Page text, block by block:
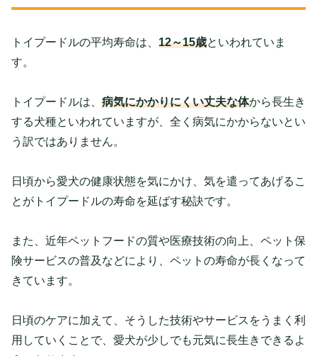
トイプードルの平均寿命は、 12～15歳といわれていま
す。
トイプードルは、 病気にかかりにくい丈夫な体から長生き
する犬種といわれていますが、全く病気にかからないとい
う訳ではありません。
日頃から愛犬の健康状態を気にかけ、気を遣ってあげるこ
とがトイプードルの寿命を延ばす秘訣です。
また、近年ペットフードの質や医療技術の向上、ペット保
険サービスの普及などにより、ペットの寿命が長くなって
きています。
日頃のケアに加えて、そうした技術やサービスをうまく利
用していくことで、愛犬が少しでも元気に長生きできるよ